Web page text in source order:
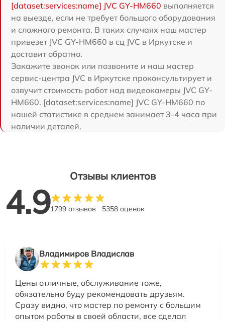
[dataset:services:name] JVC GY-HM660 выполняется
на выезде, если не требует большого оборудования
и сложного ремонта. В таких случаях наш мастер
привезет JVC GY-HM660 в сц JVC в Иркутске и
доставит обратно.
Закажите звонок или позвоните и наш мастер
сервис-центра JVC в Иркутске проконсультирует и
озвучит стоимость работ над видеокамеры JVC GY-
HM660. [dataset:services:name] JVC GY-HM660 по
нашей статистике в среднем занимает 3-4 часа при
наличии деталей.
Отзывы клиентов
4.91799 отзывов 5358 оценок
Владимиров Владислав
Цены отличные, обслуживание тоже,
обязательно буду рекомендовать друзьям.
Сразу видно, что мастер по ремонту с большим
опытом работы в своей области, все сделал